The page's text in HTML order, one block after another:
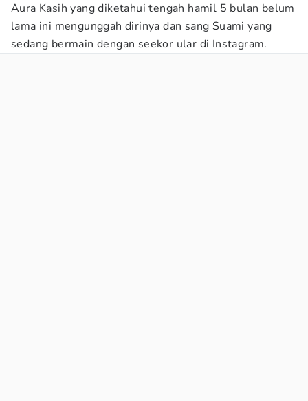
Aura Kasih yang diketahui tengah hamil 5 bulan belum
lama ini mengunggah dirinya dan sang Suami yang
sedang bermain dengan seekor ular di Instagram.